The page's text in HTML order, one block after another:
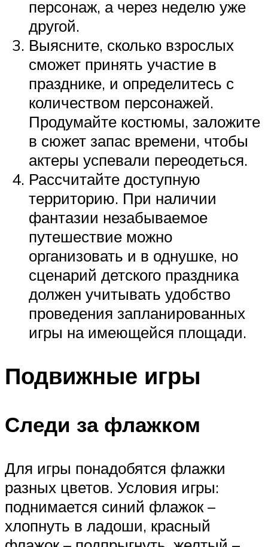
персонаж, а через неделю уже
другой.
Выясните, сколько взрослых
сможет принять участие в
празднике, и определитесь с
количеством персонажей.
Продумайте костюмы, заложите
в сюжет запас времени, чтобы
актеры успевали переодеться.
Рассчитайте доступную
территорию. При наличии
фантазии незабываемое
путешествие можно
организовать и в однушке, но
сценарий детского праздника
должен учитывать удобство
проведения запланированных
игры на имеющейся площади.
Подвижные игры
Следи за флажком
Для игры понадобятся флажки
разных цветов. Условия игры:
поднимается синий флажок –
хлопнуть в ладоши, красный